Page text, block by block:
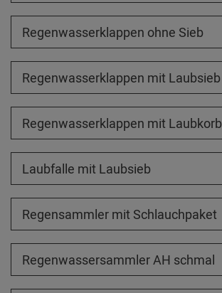
Regenwasserklappen ohne Sieb
Regenwasserklappen mit Laubsieb
Regenwasserklappen mit Laubkorb
Laubfalle mit Laubsieb
Regensammler mit Schlauchpaket
Regenwassersammler AH schmal